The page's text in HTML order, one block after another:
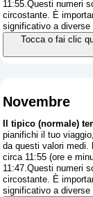
11:55.Questi numeri
circostante. È
significativo a diverse
Tocca o fai clic
Novembre
Il tipico (normale)
pianifichi il tuo
da questi valori medi.
circa 11:55 (ore e
11:47.Questi numeri
circostante. È
significativo a diverse